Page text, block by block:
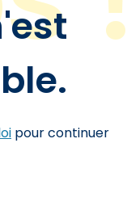
pour continuer